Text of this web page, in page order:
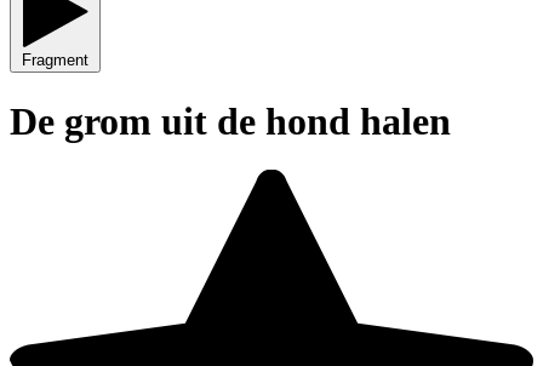
Fragment
De grom uit de hond halen